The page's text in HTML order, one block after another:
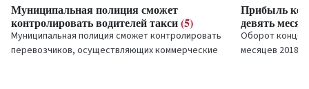
Муниципальная полиция сможет
контролировать водителей такси(5)
Муниципальная полиция сможет контролировать
перевозчиков, осуществляющих коммерческие
Прибыль
девять
Оборот
месяцев 2018